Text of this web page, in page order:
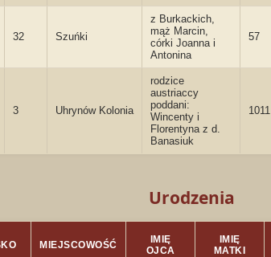
32 Szuńki
z Burkackich,
mąż Marcin,
córki Joanna i
Antonina
57
3 Uhrynów Kolonia
rodzice
austriaccy
poddani:
Wincenty i
Florentyna z d.
Banasiuk
1011
Urodzenia
MIEJSCOWOŚĆ
IMIĘ
OJCA
IMIĘ
MATKI